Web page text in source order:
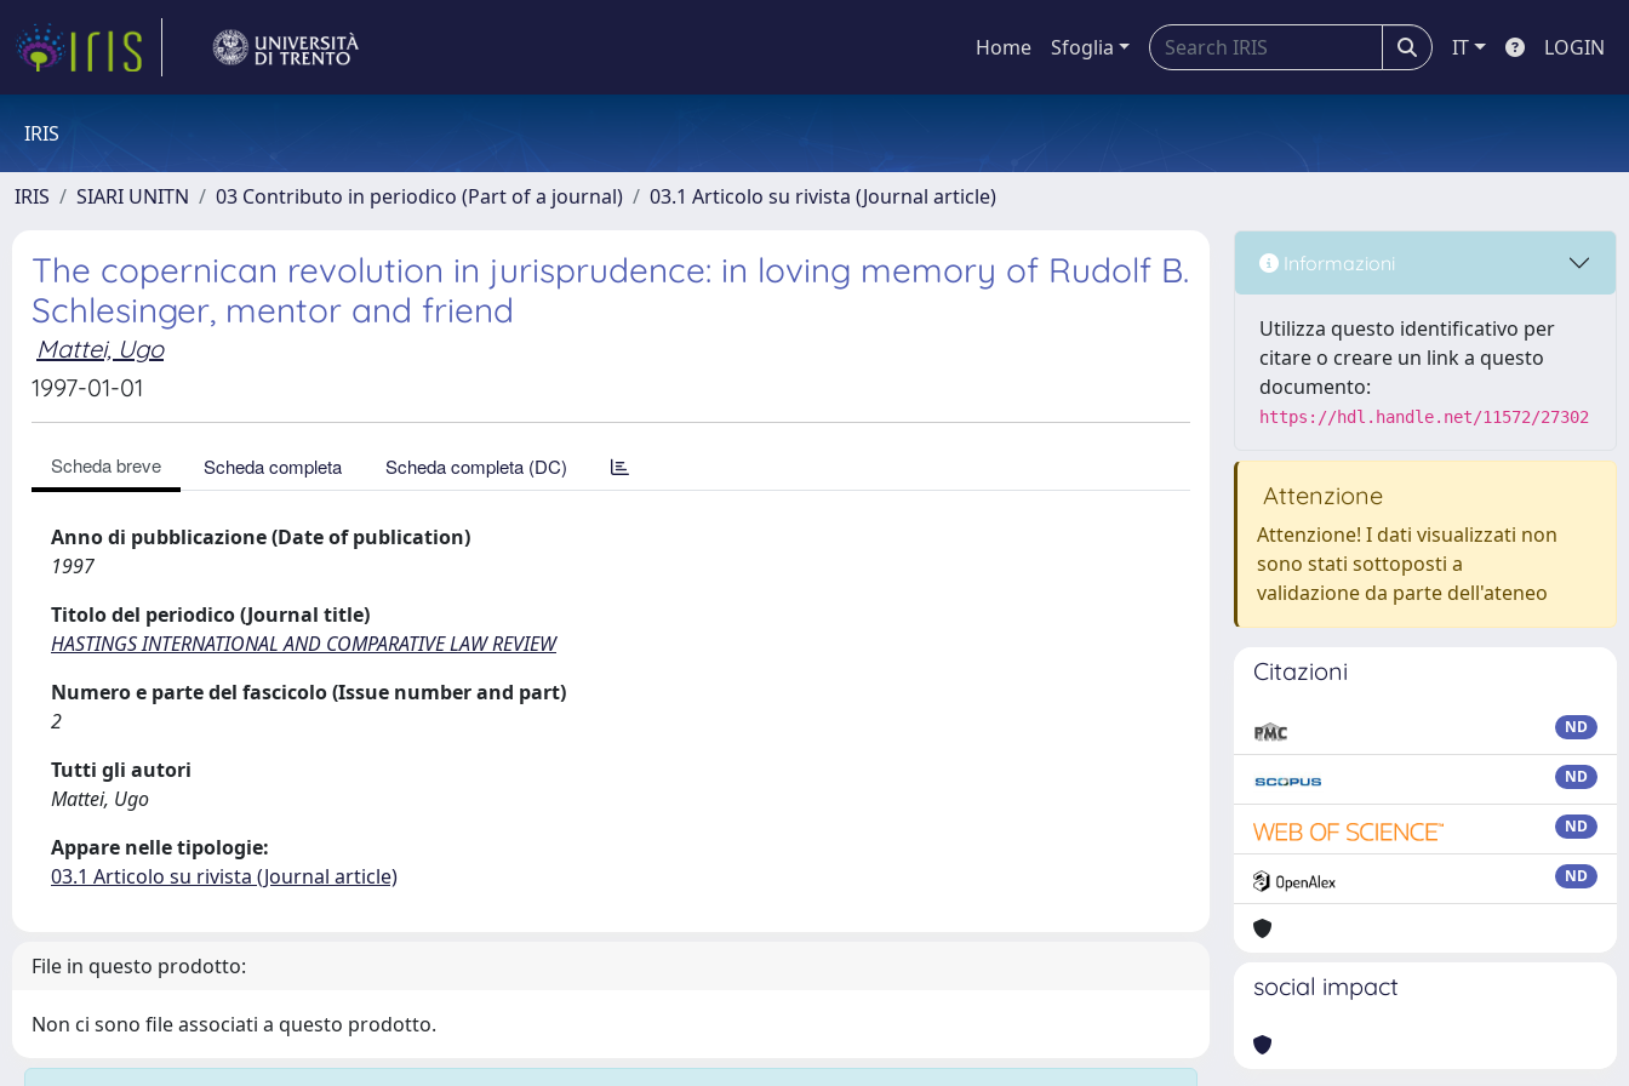
Home Sfoglia IT LOGIN
IRIS
IRIS SIARI UNITN 03 Contributo in periodico (Part of a journal) 03.1 Articolo su rivista (Journal article)
The copernican revolution in jurisprudence: in loving memory of Rudolf B.
Schlesinger, mentor and friend
Mattei, Ugo
1997-01-01
Scheda breve Scheda completa Scheda completa (DC)
Anno di pubblicazione (Date of publication)
1997
Titolo del periodico (Journal title)
HASTINGS INTERNATIONAL AND COMPARATIVE LAW REVIEW
Numero e parte del fascicolo (Issue number and part)
2
Tutti gli autori
Mattei, Ugo
Appare nelle tipologie:
03.1 Articolo su rivista (Journal article)
File in questo prodotto:
Non ci sono file associati a questo prodotto.
Informazioni
Utilizza questo identificativo per
citare o creare un link a questo
documento:
https://hdl.handle.net/11572/27302
Attenzione
Attenzione! I dati visualizzati non
sono stati sottoposti a
validazione da parte dell'ateneo
Citazioni
ND
ND
ND
ND
social impact